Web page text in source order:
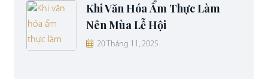
Khi Văn Hóa Ẩm Thực Làm
Nên Mùa Lễ Hội
20 Tháng 11, 2025